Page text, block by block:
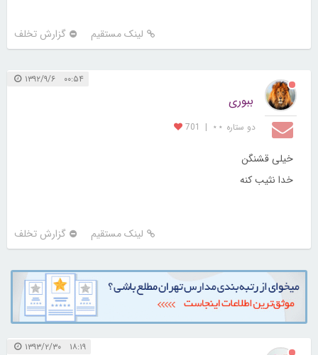
لینک مستقیم گزارش تخلف
۰۰:۵۴ ۱۳۹۲/۹/۶
ببوری
دو ستاره ⋆⋆ |
701
خیلی قشنگن
خدا نثیب کنه
لینک مستقیم گزارش تخلف
۱۸:۱۹ ۱۳۹۳/۲/۳۰